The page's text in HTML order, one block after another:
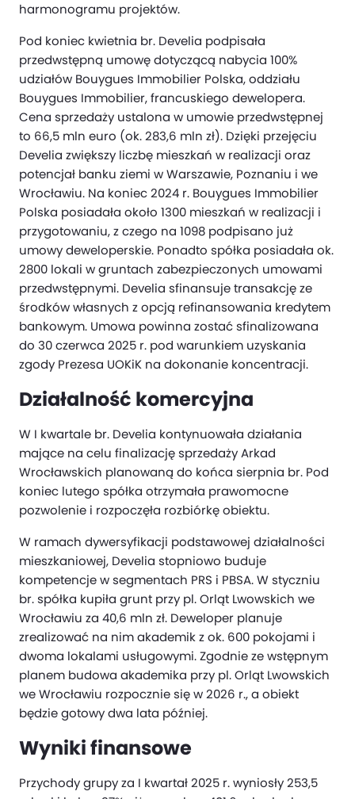
harmonogramu projektów.
Pod koniec kwietnia br. Develia podpisała
przedwstępną umowę dotyczącą nabycia 100%
udziałów Bouygues Immobilier Polska, oddziału
Bouygues Immobilier, francuskiego dewelopera.
Cena sprzedaży ustalona w umowie przedwstępnej
to 66,5 mln euro (ok. 283,6 mln zł). Dzięki przejęciu
Develia zwiększy liczbę mieszkań w realizacji oraz
potencjał banku ziemi w Warszawie, Poznaniu i we
Wrocławiu. Na koniec 2024 r. Bouygues Immobilier
Polska posiadała około 1300 mieszkań w realizacji i
przygotowaniu, z czego na 1098 podpisano już
umowy deweloperskie. Ponadto spółka posiadała ok.
2800 lokali w gruntach zabezpieczonych umowami
przedwstępnymi. Develia sfinansuje transakcję ze
środków własnych z opcją refinansowania kredytem
bankowym. Umowa powinna zostać sfinalizowana
do 30 czerwca 2025 r. pod warunkiem uzyskania
zgody Prezesa UOKiK na dokonanie koncentracji.
Działalność komercyjna
W I kwartale br. Develia kontynuowała działania
mające na celu finalizację sprzedaży Arkad
Wrocławskich planowaną do końca sierpnia br. Pod
koniec lutego spółka otrzymała prawomocne
pozwolenie i rozpoczęła rozbiórkę obiektu.
W ramach dywersyfikacji podstawowej działalności
mieszkaniowej, Develia stopniowo buduje
kompetencje w segmentach PRS i PBSA. W styczniu
br. spółka kupiła grunt przy pl. Orląt Lwowskich we
Wrocławiu za 40,6 mln zł. Deweloper planuje
zrealizować na nim akademik z ok. 600 pokojami i
dwoma lokalami usługowymi. Zgodnie ze wstępnym
planem budowa akademika przy pl. Orląt Lwowskich
we Wrocławiu rozpocznie się w 2026 r., a obiekt
będzie gotowy dwa lata później.
Wyniki finansowe
Przychody grupy za I kwartał 2025 r. wyniosły 253,5